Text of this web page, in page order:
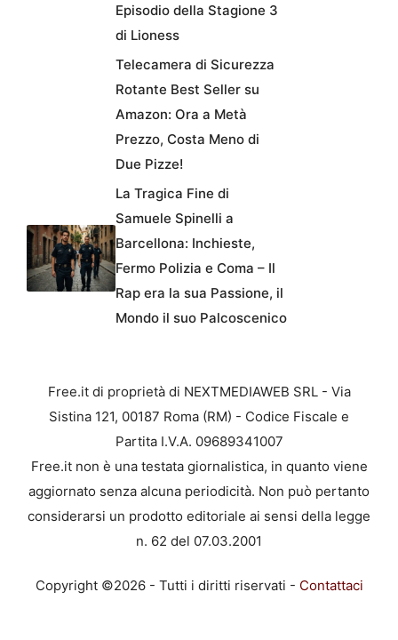
Episodio della Stagione 3
di Lioness
Telecamera di Sicurezza
Rotante Best Seller su
Amazon: Ora a Metà
Prezzo, Costa Meno di
Due Pizze!
La Tragica Fine di
Samuele Spinelli a
Barcellona: Inchieste,
Fermo Polizia e Coma – Il
Rap era la sua Passione, il
Mondo il suo Palcoscenico
Free.it di proprietà di NEXTMEDIAWEB SRL - Via
Sistina 121, 00187 Roma (RM) - Codice Fiscale e
Partita I.V.A. 09689341007
Free.it non è una testata giornalistica, in quanto viene
aggiornato senza alcuna periodicità. Non può pertanto
considerarsi un prodotto editoriale ai sensi della legge
n. 62 del 07.03.2001
Copyright ©2026 - Tutti i diritti riservati - Contattaci